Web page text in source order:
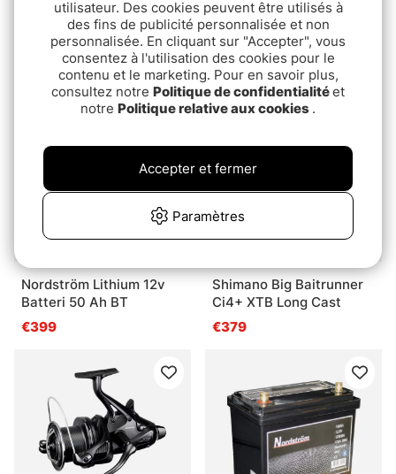
Nordström Lithium 12v
Batteri 20 Ah
Nordström Lithium 12v
Batteri 150 Ah BT
€719
Nordström Lithium 12v
Batteri 50 Ah BT
€399
Shimano Big Baitrunner
Ci4+ XTB Long Cast
€379
utilisateur. Des cookies peuvent être utilisés à
des fins de publicité personnalisée et non
personnalisée. En cliquant sur "Accepter", vous
consentez à l'utilisation des cookies pour le
contenu et le marketing. Pour en savoir plus,
consultez notre Politique de confidentialitéet
notre Politique relative aux cookies .
Paramètres
Accepter et fermer